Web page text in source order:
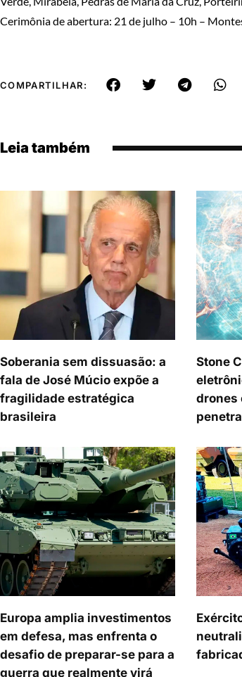
Cerimônia de abertura: 21 de julho – 10h –
COMPARTILHAR:
Leia também
Soberania sem dissuasão: a
fala de José Múcio expõe a
fragilidade estratégica
brasileira
Stone
drones
Europa amplia investimentos
em defesa, mas enfrenta o
desafio de preparar-se para a
guerra que realmente virá